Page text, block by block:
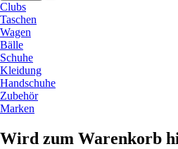
Clubs
Taschen
Wagen
Bälle
Schuhe
Kleidung
Handschuhe
Zubehör
Marken
Wird zum Warenkorb